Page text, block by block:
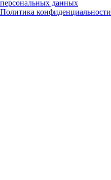
персональных данных
Политика конфиденциальности